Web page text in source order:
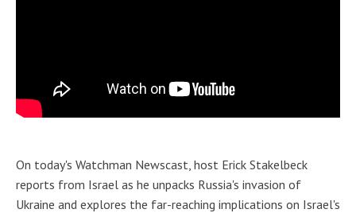
On today's Watchman Newscast, host Erick Stakelbeck
reports from Israel as he unpacks Russia's invasion of
Ukraine and explores the far-reaching implications on Israel's